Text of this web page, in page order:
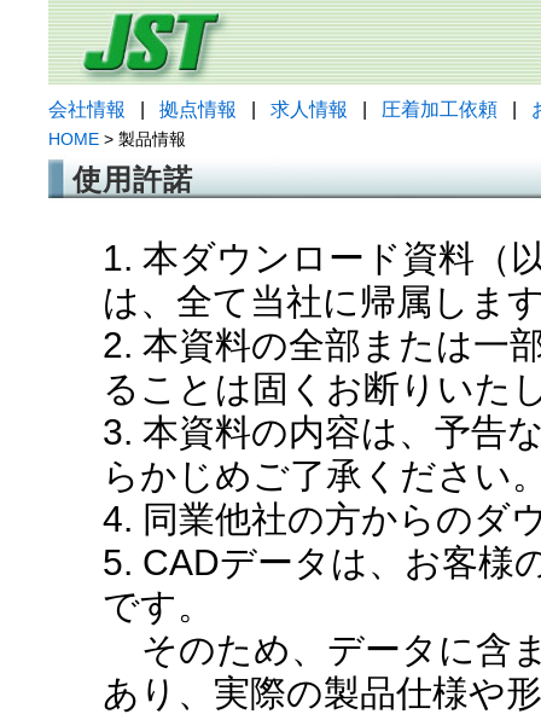
会社情報 拠点情報 求人情報 圧着加工依頼
HOME > 製品情報
使用許諾
1. 本ダウンロード資料（
は、全て当社に帰属しま
2. 本資料の全部または一
ることは固くお断りいた
3. 本資料の内容は、予告
らかじめご了承ください
4. 同業他社の方からのダ
5. CADデータは、お客様
です。
そのため、データに含
あり、実際の製品仕様や